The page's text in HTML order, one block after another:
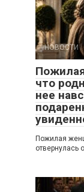
НОВОСТИ
что
нее
Пожилая
отвернулась